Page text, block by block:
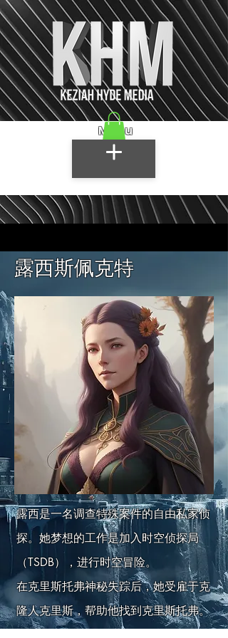
Menu
露西斯佩克特
露西是一名调查特殊案件的自由私家侦
探。她梦想的工作是加入时空侦探局
（TSDB），进行时空冒险。
在克里斯托弗神秘失踪后，她受雇于克
隆人克里斯，帮助他找到克里斯托弗。